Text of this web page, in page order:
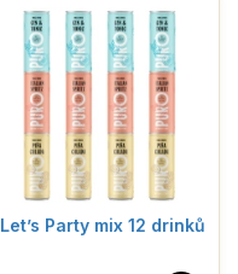
Let’s Party mix 12 drinků